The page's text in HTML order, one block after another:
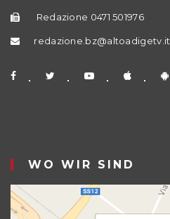
Redazione 0471 501976
redazione.bz@altoadigetv.it
WO WIR SIND